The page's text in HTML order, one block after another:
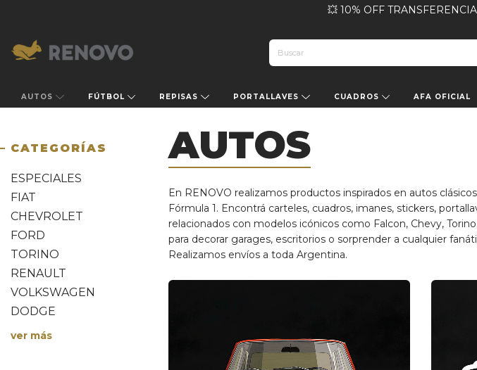
💥 10% OFF
AUTOS FÚTBOL REPISAS PORTALLAVES CUADROS AFA OFICIAL
CATEGORÍAS
ESPECIALES
FIAT
CHEVROLET
FORD
TORINO
RENAULT
VOLKSWAGEN
DODGE
ver más
AUTOS
En RENOVO realizamos productos inspirados en autos
Fórmula 1. Encontrá carteles, cuadros, imanes, stickers,
relacionados con modelos icónicos como Falcon, Chevy,
para decorar garages, escritorios o sorprender a cualquier
Realizamos envíos a toda Argentina.